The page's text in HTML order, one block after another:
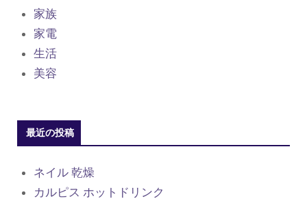
家族
家電
生活
美容
最近の投稿
ネイル 乾燥
カルピス ホットドリンク